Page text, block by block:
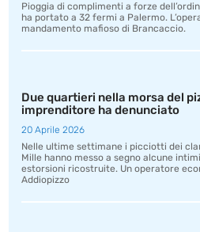
Pioggia di complimenti a forze
ha portato a 32 fermi a Palermo.
mandamento mafioso di Brancaccio.
Due quartieri nella morsa del
imprenditore ha denunciato
20 Aprile 2026
Nelle ultime settimane i picciotti dei
Mille hanno messo a segno alcune
estorsioni ricostruite. Un operatore
Addiopizzo